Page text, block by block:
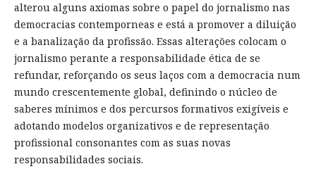
alterou alguns axiomas sobre o papel do jornalismo nas
democracias contemporneas e está a promover a diluição
e a banalização da profissão. Essas alterações colocam o
jornalismo perante a responsabilidade ética de se
refundar, reforçando os seus laços com a democracia num
mundo crescentemente global, definindo o núcleo de
saberes mínimos e dos percursos formativos exigíveis e
adotando modelos organizativos e de representação
profissional consonantes com as suas novas
responsabilidades sociais.